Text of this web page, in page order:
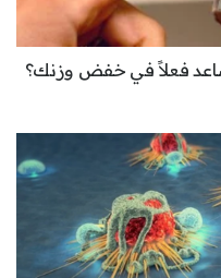
فعلاً في خفض وزنك؟